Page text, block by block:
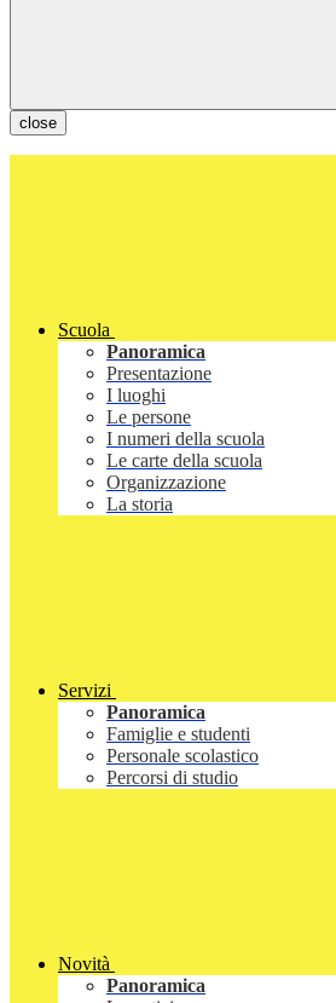
close
Scuola
Panoramica
Presentazione
I luoghi
Le persone
I numeri della scuola
Le carte della scuola
Organizzazione
La storia
Servizi
Panoramica
Famiglie e studenti
Personale scolastico
Percorsi di studio
Novità
Panoramica